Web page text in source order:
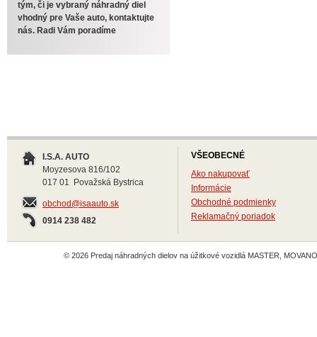
tým, či je vybraný náhradný diel
vhodný pre Vaše auto, kontaktujte
nás. Radi Vám poradíme
I.S.A. AUTO
Moyzesova 816/102
017 01 Považská Bystrica
obchod@isaauto.sk
0914 238 482
VŠEOBECNÉ
Ako nakupovať
Informácie
Obchodné podmienky
Reklamačný poriadok
© 2026 Predaj náhradných dielov na úžitkové vozidlá MASTER,